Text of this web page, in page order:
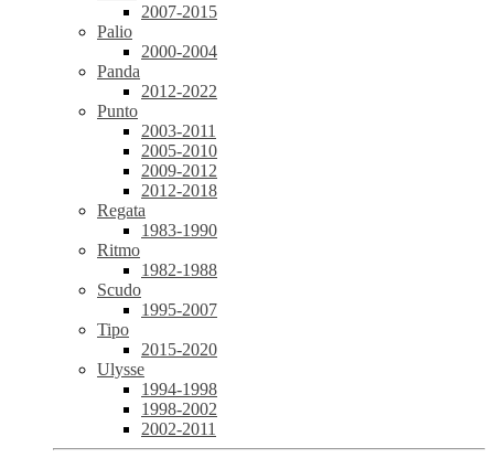
2007-2015
Palio
2000-2004
Panda
2012-2022
Punto
2003-2011
2005-2010
2009-2012
2012-2018
Regata
1983-1990
Ritmo
1982-1988
Scudo
1995-2007
Tipo
2015-2020
Ulysse
1994-1998
1998-2002
2002-2011